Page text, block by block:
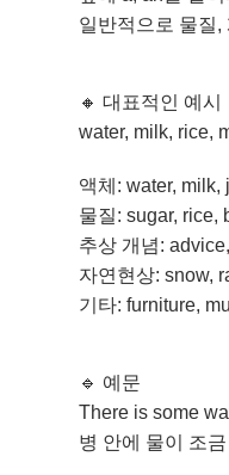
일반적으로 물질,
🔸 대표적인 예시
water, milk, rice,
액체: water, milk,
물질: sugar, rice,
추상 개념:
자연현상: snow,
기타: furniture,
🔹 예문
There is some
병 안에 물이 조